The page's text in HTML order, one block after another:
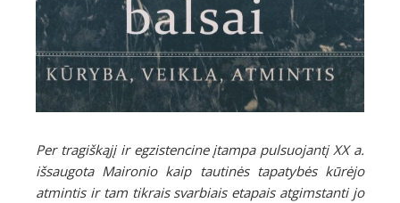
Per tragiškąjį ir egzistencine įtampa pulsuojantį XX a.
išsaugota Maironio kaip tautinės tapatybės kūrėjo
atmintis ir tam tikrais svarbiais etapais atgimstanti jo